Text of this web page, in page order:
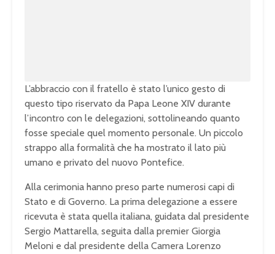
L’abbraccio con il fratello è stato l’unico gesto di
questo tipo riservato da Papa Leone XIV durante
l’incontro con le delegazioni, sottolineando quanto
fosse speciale quel momento personale. Un piccolo
strappo alla formalità che ha mostrato il lato più
umano e privato del nuovo Pontefice.
Alla cerimonia hanno preso parte numerosi capi di
Stato e di Governo. La prima delegazione a essere
ricevuta è stata quella italiana, guidata dal presidente
Sergio Mattarella, seguita dalla premier Giorgia
Meloni e dal presidente della Camera Lorenzo